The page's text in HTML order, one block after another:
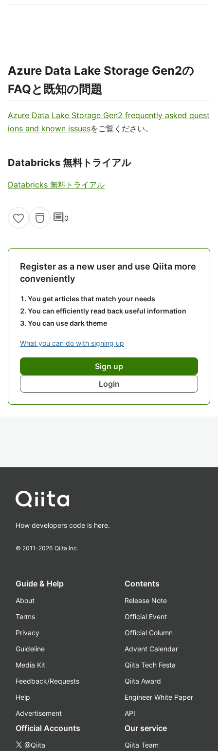
Azure Data Lake Storage Gen2の
FAQと既知の問題
Azure Data Lake Storage Gen2 frequently asked quest
ions and known issuesをご覧ください。
Databricks 無料トライアル
Databricks 無料トライアル
comment0
Register as a new user and use Qiita more
conveniently
You get articles that match your needs
You can efficiently read back useful information
You can use dark theme
What you can do with signing up
Sign up
Login
How developers code is here.
© 2011-2026 Qiita Inc.
Guide & Help
About
Terms
Privacy
Guideline
Media Kit
Feedback/Requests
Help
Advertisement
Contents
Release Note
Official Event
Official Column
Advent Calendar
Qiita Tech Festa
Qiita Award
Engineer White Paper
API
Official Accounts
@Qiita
Our service
Qiita Team